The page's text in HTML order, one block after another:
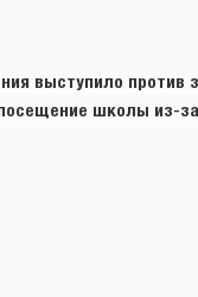
выступило против
школы из-